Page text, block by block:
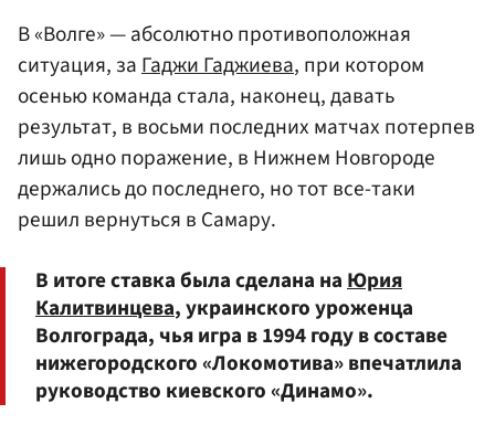
В «Волге» — абсолютно противоположная
ситуация, заГаджи Гаджиева, при котором
осенью команда стала, наконец, давать
результат, в восьми последних матчах потерпев
лишь одно поражение, в Нижнем Новгороде
держались до последнего, но тот все-таки
решил вернуться в Самару.
В итоге ставка была сделана наЮрия
Калитвинцева, украинского уроженца
Волгограда, чья игра в 1994 году в составе
нижегородского «Локомотива» впечатлила
руководство киевского «Динамо».